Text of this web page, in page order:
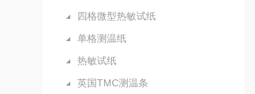
四格微型热敏试纸
单格测温纸
热敏试纸
英国TMC测温条